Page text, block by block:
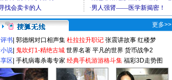
更多>>
书 郭德纲对口相声集 杜拉拉升职记 张震讲故事 红楼梦
说 鬼吹灯1-精绝古城 世界名著 平凡的世界 货币战争2
区 手机病毒杀毒专家 经典手机游游格斗集 福彩3D走势图